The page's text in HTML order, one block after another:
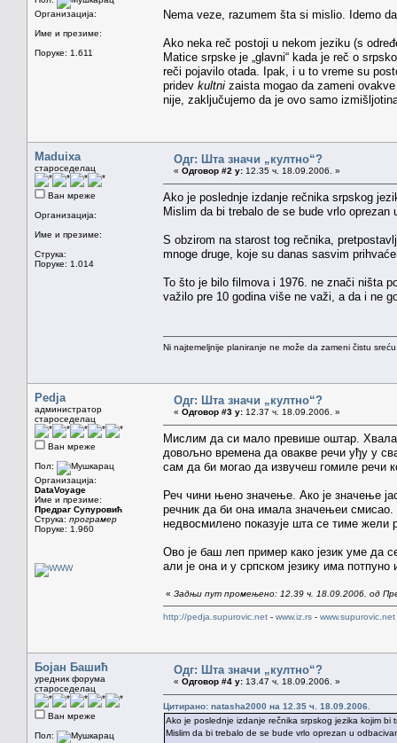
Организација:
Име и презиме:
Поруке: 1.611
Nema veze, razumem šta si mislio. Idemo
Ako neka reč postoji u nekom jeziku (s
Matice srpske je „glavni“ kada je reč o
reči pojavilo otada. Ipak, i u to vreme su
pridev kultni zaista mogao da zameni
nije, zaključujemo da je ovo samo
Maduixa
староседелац
Ван мреже
Организација:
Име и презиме:
Струка:
Поруке: 1.014
Одг: Шта значи „култно“?
« Одговор #2 у: 12.35 ч. 18.09.2006. »
Ako je poslednje izdanje rečnika srpskog
Mislim da bi trebalo de se bude vrlo
S obzirom na starost tog rečnika,
mnoge druge, koje su danas sasvim
To što je bilo filmova i 1976. ne znači ništa
važilo pre 10 godina više ne važi, a da i ne
Ni najtemeljnije planiranje ne može da zameni čistu
Pedja
администратор
староседелац
Ван мреже
Пол:
Организација:
DataVoyage
Име и презиме:
Предраг Супуровић
Струка: програмер
Поруке: 1.960
Одг: Шта значи „култно“?
« Одговор #3 у: 12.37 ч. 18.09.2006. »
Мислим да си мало превише оштар. Хвала
довољно времена да овакве речи уђу у
сам да би могао да извучеш гомиле речи
Реч чини њено значење. Ако је значење
речник да би она имала значењеи смисао.
недвосмилено показује шта се тиме жели
Ово је баш леп пример како језик уме да
али је она и у српском језику има
« Задњи пут промењено: 12.39 ч. 18.09.2006. од
http://pedja.supurovic.net - www.iz.rs - www.supurovic.net
Бојан Башић
уредник форума
староседелац
Ван мреже
Пол:
Одг: Шта значи „култно“?
« Одговор #4 у: 13.47 ч. 18.09.2006. »
Цитирано: natasha2000 на 12.35 ч. 18.09.2006.
Ako je poslednje izdanje rečnika srpskog jezika kojim
Mislim da bi trebalo de se bude vrlo oprezan u